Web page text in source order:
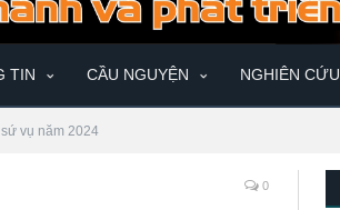
TIN CẦU NGUYỆN NGHIÊN CỨU
vụ năm 2024
0